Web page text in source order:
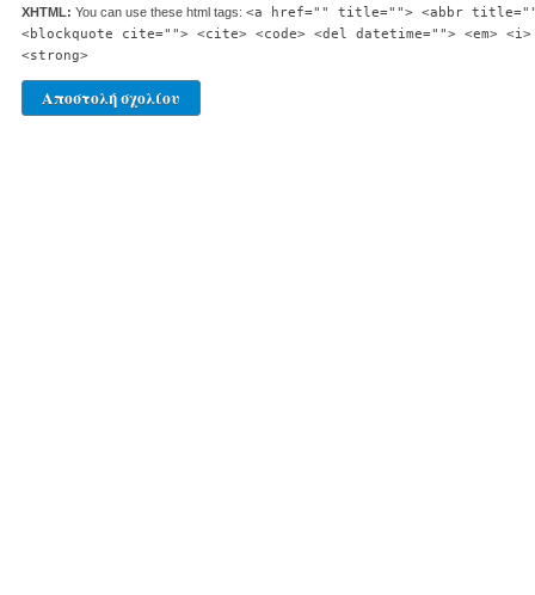
XHTML: You can use these html tags: <a href="" title=""> <abbr
<blockquote cite=""> <cite> <code> <del datetime=""> <em>
<strong>